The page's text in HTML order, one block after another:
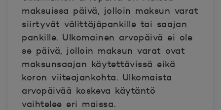
maksuissa päivä, jolloin maksun varat
siirtyvät välittäjäpankille tai saajan
pankille. Ulkomainen arvopäivä ei ole
se päivä, jolloin maksun varat ovat
maksunsaajan käytettävissä eikä
koron viiteajankohta. Ulkomaista
arvopäivää koskeva käytäntö
vaihtelee eri maissa.